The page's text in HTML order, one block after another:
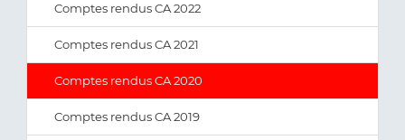
Comptes rendus CA 2022
Comptes rendus CA 2021
Comptes rendus CA 2020
Comptes rendus CA 2019